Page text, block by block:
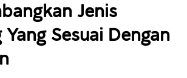
Jenis
Sesuai Dengan